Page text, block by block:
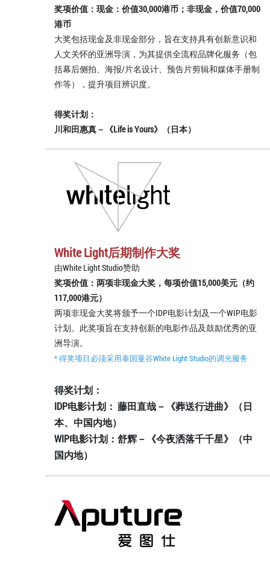
奖项价值：现金：价值30,000港币；非现金，价值70,000
港币
大奖包括现金及非现金部分，旨在支持具有创新意识和
人文关怀的亚洲导演，为其提供全流程品牌化服务（包
括幕后侧拍、海报/片名设计、预告片剪辑和媒体手册制
作等），提升项目辨识度。
得奖计划：
川和田惠真－《Life is Yours》（日本）
White Light后期制作大奖
由White Light Studio赞助
奖项价值：两项非现金大奖，每项价值15,000美元（约
117,000港元）
两项非现金大奖将颁予一个IDP电影计划及一个WIP电影
计划。此奖项旨在支持创新的电影作品及鼓励优秀的亚
洲导演。
* 得奖项目必须采用泰国曼谷White Light Studio的调光服务
得奖计划：
IDP电影计划： 藤田直哉－《葬送行进曲》（日
本、中国内地）
WIP电影计划：舒辉－《今夜洒落千千星》（中
国内地）